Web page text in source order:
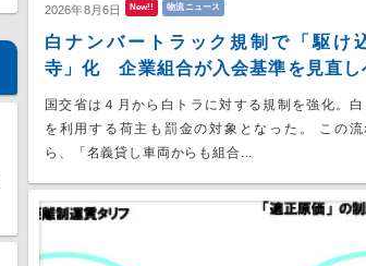
2026年8月6日 New!! 物流ニュース
白ナンバートラック規制で「駆け
寺」化 企業組合が入会基準を見直し
国交省は４月から白トラに対する規制を強化。白
を利用する荷主も罰金の対象となった。 この流
ら、「名義貸し車両からも組合...